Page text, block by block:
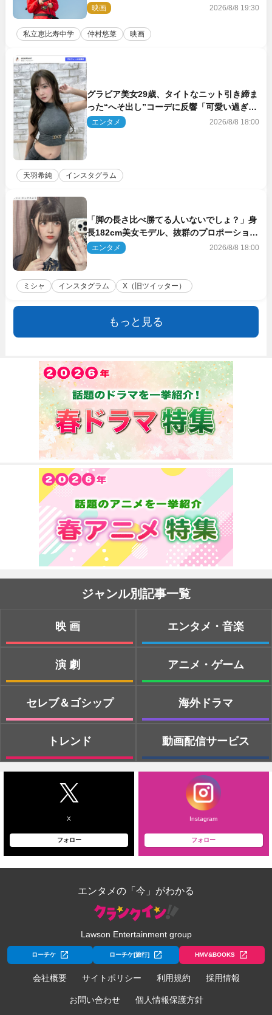
『つりこまち』今秋公開
映画 2026/8/8 19:30
私立恵比寿中学 仲村悠菜 映画
グラビア美女29歳、タイトなニット引き締ま
った“へそ出し”コーデに反響「可愛い過ぎ
る」
エンタメ 2026/8/8 18:00
天羽希純 インスタグラム
「脚の長さ比べ勝てる人いないでしょ？」身
長182cm美女モデル、抜群のプロポーション
にネット衝撃
エンタメ 2026/8/8 18:00
ミシャ インスタグラム X（旧ツイッター）
もっと見る
ジャンル別記事一覧
映画
演劇
セレブ＆ゴシップ
トレンド
エンタメ・音楽
アニメ・ゲーム
海外ドラマ
動画配信サービス
X
フォロー
Instagram
フォロー
エンタメの「今」がわかる
Lawson Entertainment group
ローチケ ローチケ[旅行] HMV&BOOKS
会社概要 サイトポリシー 利用規約 採用情報
お問い合わせ 個人情報保護方針